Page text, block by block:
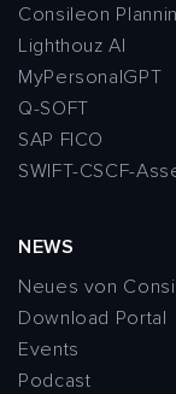
Consileon
Lighthouz AI
MyPersonalGPT
Q-SOFT
SAP FICO
SWIFT-CSCF-
NEWS
Neues von
Download Portal
Events
Podcast